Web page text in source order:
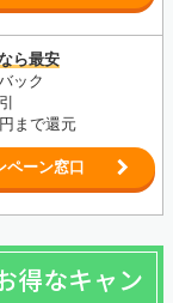
ら最安
ック
まで還元
ペーン窓口
得なキャン